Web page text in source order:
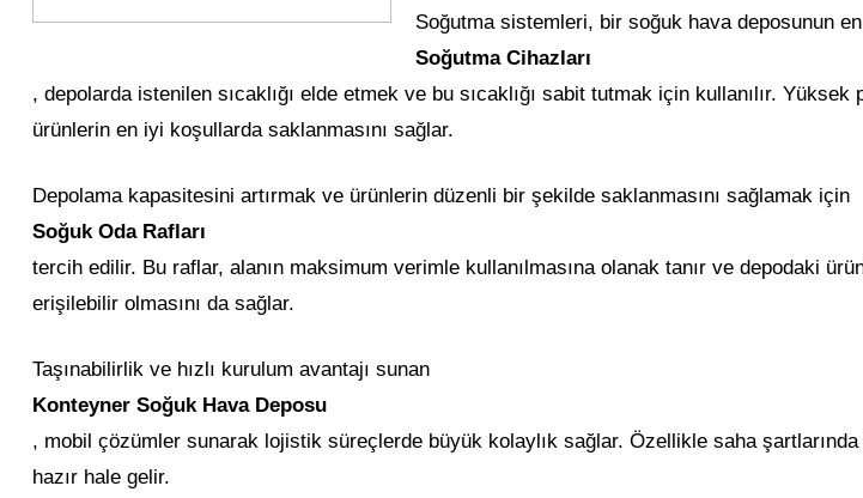
Soğutma sistemleri, bir soğuk hava deposunun
Soğutma Cihazları
, depolarda istenilen sıcaklığı elde etmek ve bu sıcaklığı sabit tutmak için kullanılır.
ürünlerin en iyi koşullarda saklanmasını sağlar.
Depolama kapasitesini artırmak ve ürünlerin düzenli bir şekilde saklanmasını sağlamak için
Soğuk Oda Rafları
tercih edilir. Bu raflar, alanın maksimum verimle kullanılmasına olanak tanır ve depodaki
erişilebilir olmasını da sağlar.
Taşınabilirlik ve hızlı kurulum avantajı sunan
Konteyner Soğuk Hava Deposu
, mobil çözümler sunarak lojistik süreçlerde büyük kolaylık sağlar. Özellikle saha
hazır hale gelir.